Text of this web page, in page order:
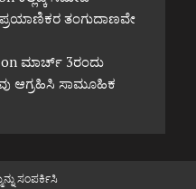
ಪ್ರಯಾಣಿಕರ ತಂಗುದಾಣವೇ
on ಮಾರ್ಚ್ 3ರಂದು
ಆಗ್ರಹಿಸಿ ಸಾಮೂಹಿಕ
ಸಂಪರ್ಕಿಸಿ